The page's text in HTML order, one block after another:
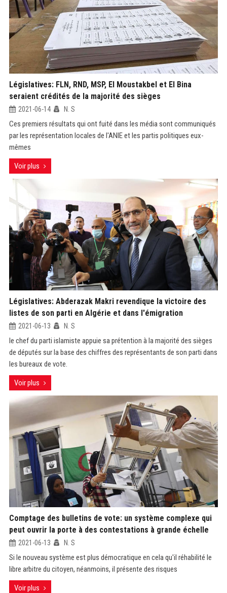
Législatives: FLN, RND, MSP, El Moustakbel et El Bina
seraient crédités de la majorité des sièges
2021-06-14 N. S
Ces premiers résultats qui ont fuité dans les média sont communiqués
par les représentation locales de l'ANIE et les partis politiques eux-
mêmes
Voir plus
Législatives: Abderazak Makri revendique la victoire des
listes de son parti en Algérie et dans l'émigration
2021-06-13 N. S
le chef du parti islamiste appuie sa prétention à la majorité des sièges
de députés sur la base des chiffres des représentants de son parti dans
les bureaux de vote.
Voir plus
Comptage des bulletins de vote: un système complexe qui
peut ouvrir la porte à des contestations à grande échelle
2021-06-13 N. S
Si le nouveau système est plus démocratique en cela qu'il réhabilité le
libre arbitre du citoyen, néanmoins, il présente des risques
Voir plus